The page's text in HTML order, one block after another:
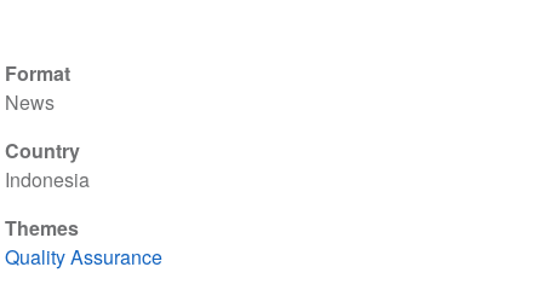
Format
News
Country
Indonesia
Themes
Quality Assurance